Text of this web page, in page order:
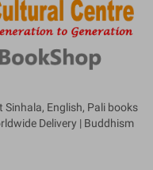
English, Pali books
Delivery | Buddhism